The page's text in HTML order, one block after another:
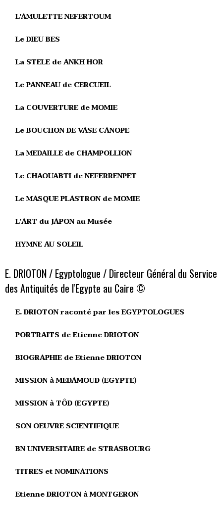
L'AMULETTE NEFERTOUM
Le DIEU BES
La STELE de ANKH HOR
Le PANNEAU de CERCUEIL
La COUVERTURE de MOMIE
Le BOUCHON DE VASE CANOPE
La MEDAILLE de CHAMPOLLION
Le CHAOUABTI de NEFERRENPET
Le MASQUE PLASTRON de MOMIE
L’ART du JAPON au Musée
HYMNE AU SOLEIL
E. DRIOTON / Egyptologue / Directeur Général du Service
des Antiquités de l'Egypte au Caire ©
E. DRIOTON raconté par les EGYPTOLOGUES
PORTRAITS de Etienne DRIOTON
BIOGRAPHIE de Etienne DRIOTON
MISSION à MEDAMOUD (EGYPTE)
MISSION à TÔD (EGYPTE)
SON OEUVRE SCIENTIFIQUE
BN UNIVERSITAIRE de STRASBOURG
TITRES et NOMINATIONS
Etienne DRIOTON à MONTGERON